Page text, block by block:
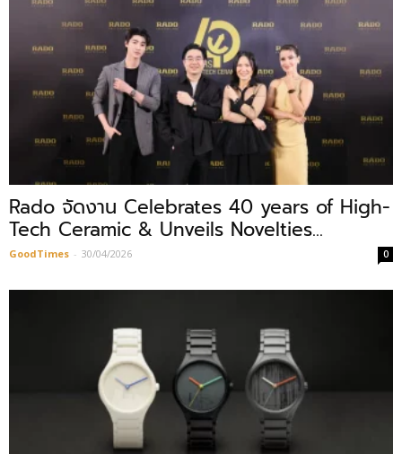
Rado จัดงาน Celebrates 40 years of High-
Tech Ceramic & Unveils Novelties...
GoodTimes - 30/04/2026 0